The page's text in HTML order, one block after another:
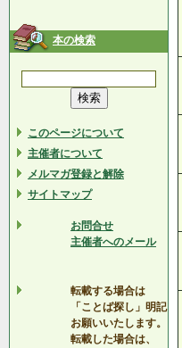
本の検索
このページについて
主催者について
メルマガ登録と解除
サイトマップ
お問合せ
主催者へのメール
転載する場合は
「ことば探し」明記
お願いいたします。
転載した場合は、